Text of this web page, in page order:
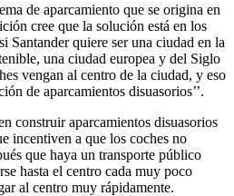
de aparcamiento que se origina en
cree que la solución está en los
Santander quiere ser una ciudad en la
una ciudad europea y del Siglo
vengan al centro de la ciudad, y eso
de aparcamientos disuasorios’’.
construir aparcamientos disuasorios
incentiven a que los coches no
que haya un transporte público
hasta el centro cada muy poco
al centro muy rápidamente.